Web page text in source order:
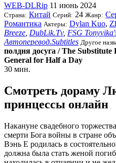
WEB-DLRip 11 июнь 2024
Страна: Китай Серий: 24 Жанр:
Романтика Актеры: Dylan Kuo,
Breeze DubLik.Tv, FSG
Автоперевод.Subtitles Другое
полдня досуга / The Substitute
General for Half a Day
30 мин.
Смотреть дораму
принцессы онлайн
Накануне свадебного
смерти Бога войны в стране
Вэнь Е родилась в
должна была стать женой